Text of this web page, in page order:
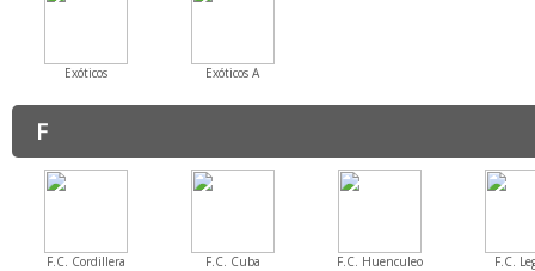
Exóticos Exóticos A
F
F.C. Cordillera F.C. Cuba F.C. Huenculeo F.C.